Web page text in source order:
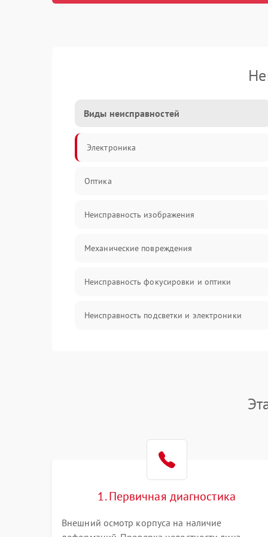
Виды неисправностей
Электроника
Оптика
Неисправность изображения
Механические повреждения
Неисправность фокусировки и оптики
Неисправность подсветки и электроники
Корпус/Герметичность
1. Первичная диагностика
Внешний осмотр корпуса на наличие